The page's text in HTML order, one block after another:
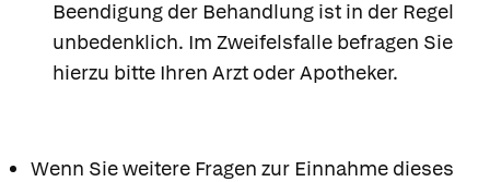
Beendigung der Behandlung ist in der Regel
unbedenklich. Im Zweifelsfalle befragen Sie
hierzu bitte Ihren Arzt oder Apotheker.
Wenn Sie weitere Fragen zur Einnahme dieses